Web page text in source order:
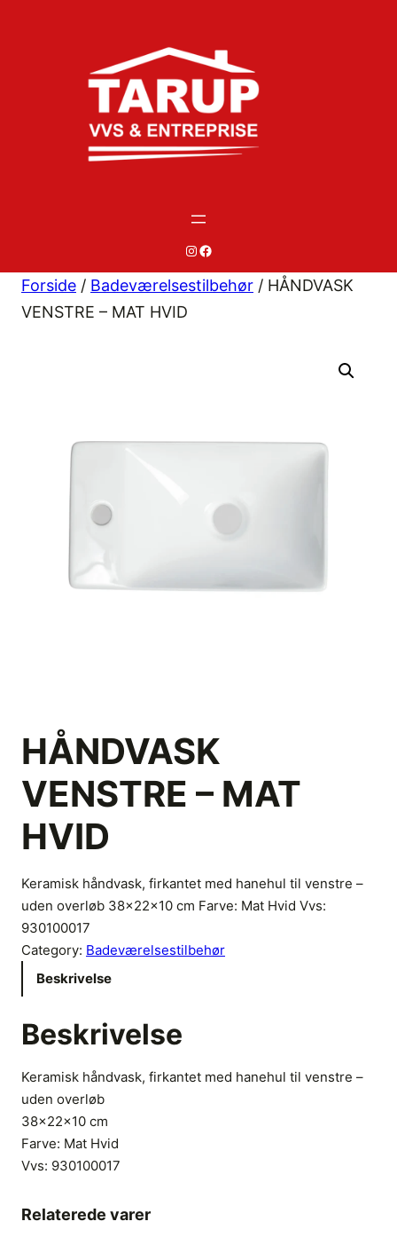
# #
Forside / Badeværelsestilbehør / HÅNDVASK
VENSTRE – MAT HVID
HÅNDVASK
VENSTRE – MAT
HVID
Keramisk håndvask, firkantet med hanehul til venstre –
uden overløb 38x22x10 cm Farve: Mat Hvid Vvs:
930100017
Category: Badeværelsestilbehør
Beskrivelse
Beskrivelse
Keramisk håndvask, firkantet med hanehul til venstre –
uden overløb
38x22x10 cm
Farve: Mat Hvid
Vvs: 930100017
Relaterede varer